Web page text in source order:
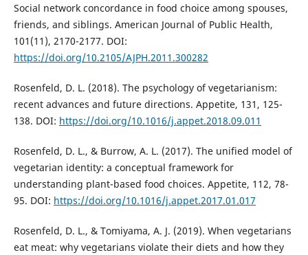
Social network concordance in food choice among spouses,
friends, and siblings. American Journal of Public Health,
101(11), 2170-2177. DOI:
https://doi.org/10.2105/AJPH.2011.300282
Rosenfeld, D. L. (2018). The psychology of vegetarianism:
recent advances and future directions. Appetite, 131, 125-
138. DOI: https://doi.org/10.1016/j.appet.2018.09.011
Rosenfeld, D. L., & Burrow, A. L. (2017). The unified model of
vegetarian identity: a conceptual framework for
understanding plant-based food choices. Appetite, 112, 78-
95. DOI: https://doi.org/10.1016/j.appet.2017.01.017
Rosenfeld, D. L., & Tomiyama, A. J. (2019). When vegetarians
eat meat: why vegetarians violate their diets and how they